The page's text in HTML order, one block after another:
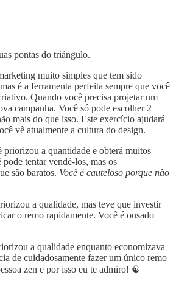
pontas do triângulo.
muito simples que tem sido
é a ferramenta perfeita sempre que você
Quando você precisa projetar um
campanha. Você só pode escolher 2
mais do que isso. Este exercício ajudará
vê atualmente a cultura do design.
priorizou a quantidade e obterá muitos
tentar vendê-los, mas os
são baratos. Você é cauteloso porque não
a qualidade, mas teve que investir
o remo rapidamente. Você é ousado
a qualidade enquanto economizava
de cuidadosamente fazer um único remo
zen e por isso eu te admiro! ☯